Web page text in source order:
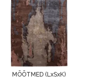
MÕÕTMED (LxSxK)